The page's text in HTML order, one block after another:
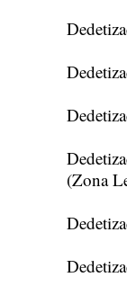
(Zona